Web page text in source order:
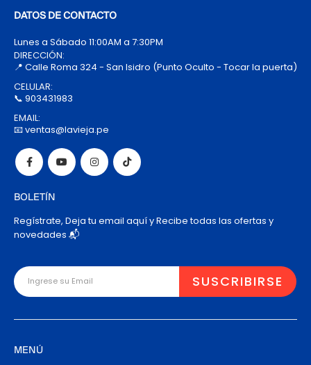
DATOS DE CONTACTO
Lunes a Sábado 11:00AM a 7:30PM
DIRECCIÓN:
📍 Calle Roma 324 - San Isidro (Punto Oculto - Tocar la puerta)
CELULAR:
📞 903431983
EMAIL:
📧 ventas@lavieja.pe
BOLETÍN
Regístrate, Deja tu email aquí y Recibe todas las ofertas y
novedades 📬
MENÚ